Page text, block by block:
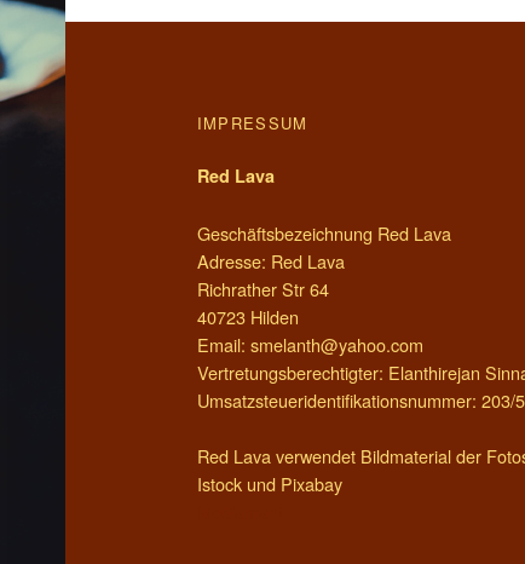
FOOTER SIDEBAR
IMPRESSUM
Red Lava
Geschäftsbezeichnung Red Lava
Adresse: Red Lava
Richrather Str 64
40723 Hilden
Email: smelanth@yahoo.com
Vertretungsberechtigter: Elanthirejan
Umsatzsteueridentifikationsnummer: 203/
Red Lava verwendet Bildmaterial der
Istock und Pixabay